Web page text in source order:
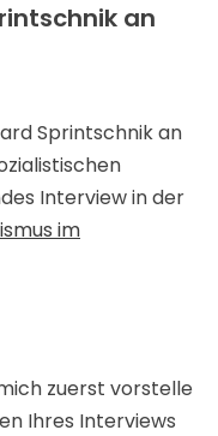
an
Sprintschnik an
Interview in der
im
zuerst vorstelle
Ihres Interviews